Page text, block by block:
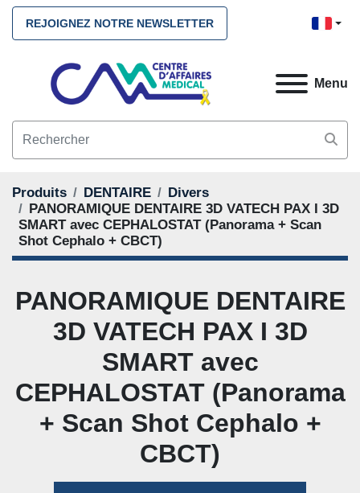
REJOIGNEZ NOTRE NEWSLETTER
Menu
Produits DENTAIRE
Divers
PANORAMIQUE DENTAIRE 3D VATECH PAX I 3D
SMART avec CEPHALOSTAT (Panorama + Scan
Shot Cephalo + CBCT)
PANORAMIQUE DENTAIRE
3D VATECH PAX I 3D
SMART avec
CEPHALOSTAT (Panorama
+ Scan Shot Cephalo +
CBCT)